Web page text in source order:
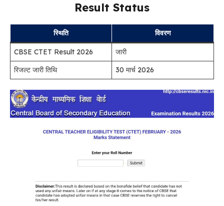
Result Status
स्थिति विवरण
CBSE CTET Result 2026
जारी
रिजल्ट जारी तिथि
30 मार्च 2026